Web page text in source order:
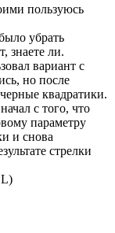
пользуюсь
убрать
знаете ли.
вариант с
но после
квадратики.
с того, что
параметру
и снова
стрелки